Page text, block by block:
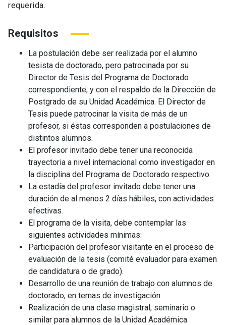
requerida.
Requisitos
La postulación debe ser realizada por el alumno
tesista de doctorado, pero patrocinada por su
Director de Tesis del Programa de Doctorado
correspondiente, y con el respaldo de la Dirección de
Postgrado de su Unidad Académica. El Director de
Tesis puede patrocinar la visita de más de un
profesor, si éstas corresponden a postulaciones de
distintos alumnos.
El profesor invitado debe tener una reconocida
trayectoria a nivel internacional como investigador en
la disciplina del Programa de Doctorado respectivo.
La estadía del profesor invitado debe tener una
duración de al menos 2 días hábiles, con actividades
efectivas.
El programa de la visita, debe contemplar las
siguientes actividades mínimas:
Participación del profesor visitante en el proceso de
evaluación de la tesis (comité evaluador para examen
de candidatura o de grado).
Desarrollo de una reunión de trabajo con alumnos de
doctorado, en temas de investigación.
Realización de una clase magistral, seminario o
similar para alumnos de la Unidad Académica